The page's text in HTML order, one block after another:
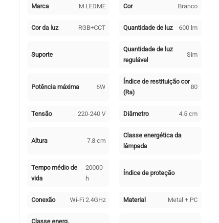
7500K),
Alexa
Assistant
Marca M LEDME Cor Branco
Cor da luz RGB+CCT Quantidade de luz 600 lm
Suporte
Quantidade de luz
regulável
Sim
Potência máxima 6W
Índice de restituição cor
(Ra)
80
Tensão 220-240 V Diâmetro 4.5 cm
Altura 7.8 cm
Classe energética da
lâmpada
Tempo médio de
vida
20000
h
Índice de proteção
Conexão Wi-Fi 2.4GHz Material Metal + PC
Classe energ.